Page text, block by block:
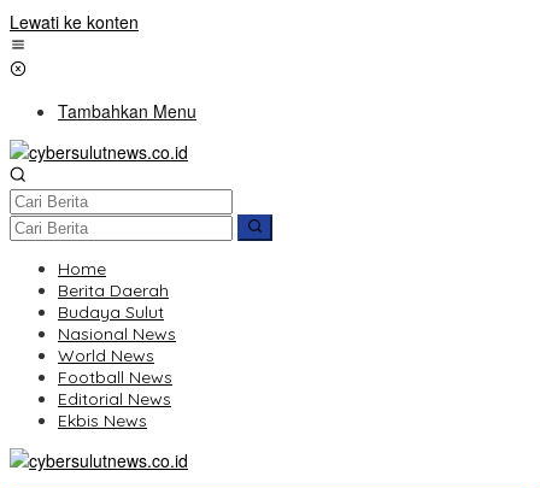
Lewati ke konten
Tambahkan Menu
Home
Berita Daerah
Budaya Sulut
Nasional News
World News
Football News
Editorial News
Ekbis News